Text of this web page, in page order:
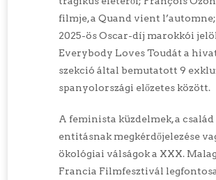
filmje, a Quand vient l’automne;
2025-ös Oscar-díj marokkói
Everybody Loves Toudát a
szekció által bemutatott 9
spanyolországi előzetes között.
A feminista küzdelmek, a család
entitásnak megkérdőjelezése
ökológiai válságok a XXX.
Francia Filmfesztivál